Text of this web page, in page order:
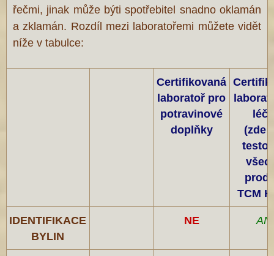
řečmi, jinak může býti spotřebitel snadno oklamán
a zklamán. Rozdíl mezi laboratořemi můžete vidět
níže v tabulce:
Certifikovaná
laboratoř pro
potravinové
doplňky
(zde
TCM
IDENTIFIKACE
BYLIN
NE